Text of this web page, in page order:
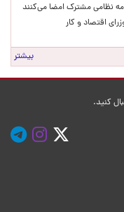
نظامی مشترک امضا می‌کنند
اقتصاد و کار
بیشتر
کنید.